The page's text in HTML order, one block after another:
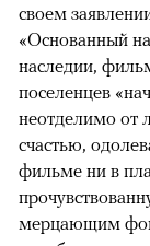
своем
«Основанный
наследии,
поселенцев
неотделимо от
счастью,
фильме ни в
мерцающим